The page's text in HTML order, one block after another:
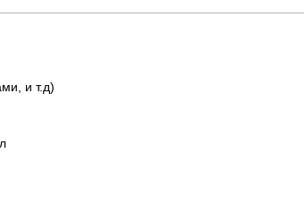
и т.д)